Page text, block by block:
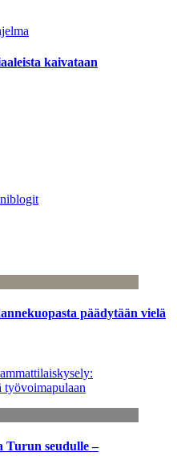
kaivataan
päädytään vielä
työvoimapulaan
Turun seudulle –